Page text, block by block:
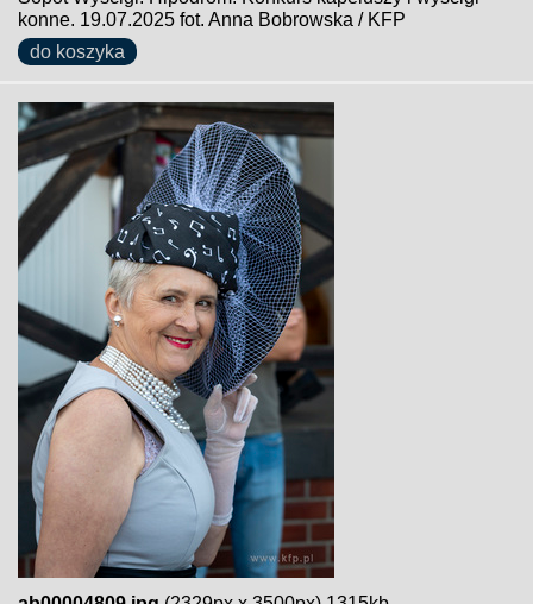
konne. 19.07.2025 fot. Anna Bobrowska / KFP
do koszyka